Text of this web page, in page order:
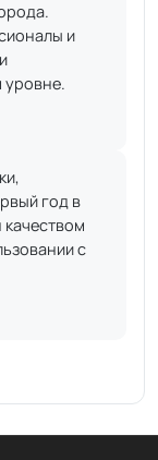
и
уровне.
год в
с